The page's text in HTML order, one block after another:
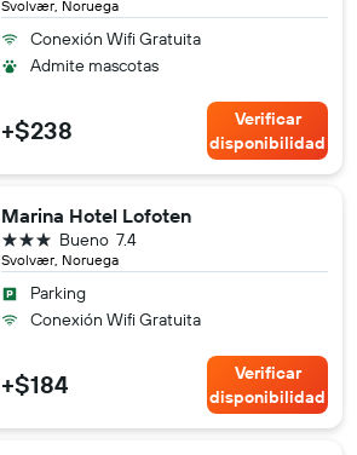
Svolvær, Noruega
Conexión Wifi Gratuita
Admite mascotas
+$238
Verificar
disponibilidad
Marina Hotel Lofoten
Svolvær, Noruega
7.4
Bueno
3 estrellas
Parking
Conexión Wifi Gratuita
+$184
Verificar
disponibilidad